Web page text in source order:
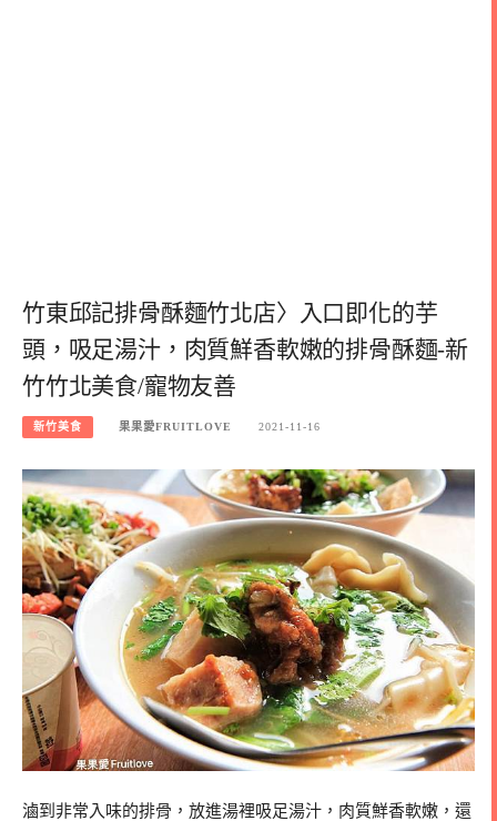
竹東邱記排骨酥麵竹北店〉入口即化的芋
頭，吸足湯汁，肉質鮮香軟嫩的排骨酥麵-新
竹竹北美食/寵物友善
新竹美食 果果愛FRUITLOVE 2021-11-16
滷到非常入味的排骨，放進湯裡吸足湯汁，肉質鮮香軟嫩，還